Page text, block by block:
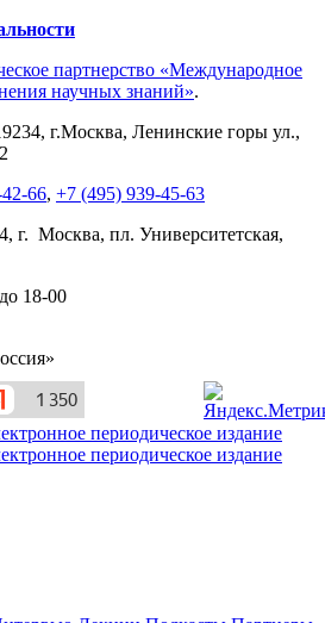
партнерство «Международное
научных знаний».
, г.Москва, Ленинские горы ул.,
66, +7 (495) 939-45-63
, г. Москва, пл. Университетская,
18-00